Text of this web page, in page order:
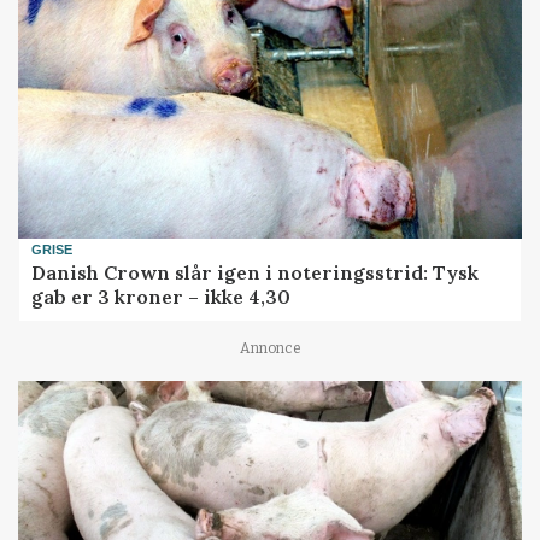
GRISE
Danish Crown slår igen i noteringsstrid: Tysk
gab er 3 kroner – ikke 4,30
Annonce